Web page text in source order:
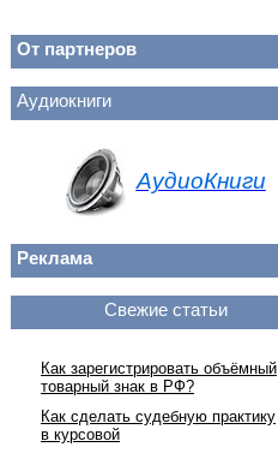
От партнеров
Аудиокниги
АудиоКниги
Реклама
Свежие статьи
Как зарегистрировать объёмный
товарный знак в РФ?
Как сделать судебную практику
в курсовой